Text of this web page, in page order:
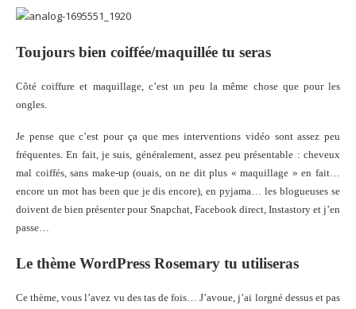
Toujours bien coiffée/maquillée tu seras
Côté coiffure et maquillage, c’est un peu la même chose que pour les
ongles.
Je pense que c’est pour ça que mes interventions vidéo sont assez peu
fréquentes. En fait, je suis, généralement, assez peu présentable : cheveux
mal coiffés, sans make-up (ouais, on ne dit plus « maquillage » en fait…
encore un mot has been que je dis encore), en pyjama… les blogueuses se
doivent de bien présenter pour Snapchat, Facebook direct, Instastory et j’en
passe…
Le thème WordPress Rosemary tu utiliseras
Ce thème, vous l’avez vu des tas de fois… J’avoue, j’ai lorgné dessus et pas